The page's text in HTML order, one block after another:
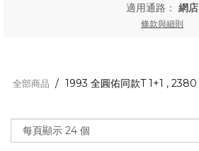
適用通路： 網店
條款與細則
全部商品 1993 全圓佑同款T 1+1 , 2380